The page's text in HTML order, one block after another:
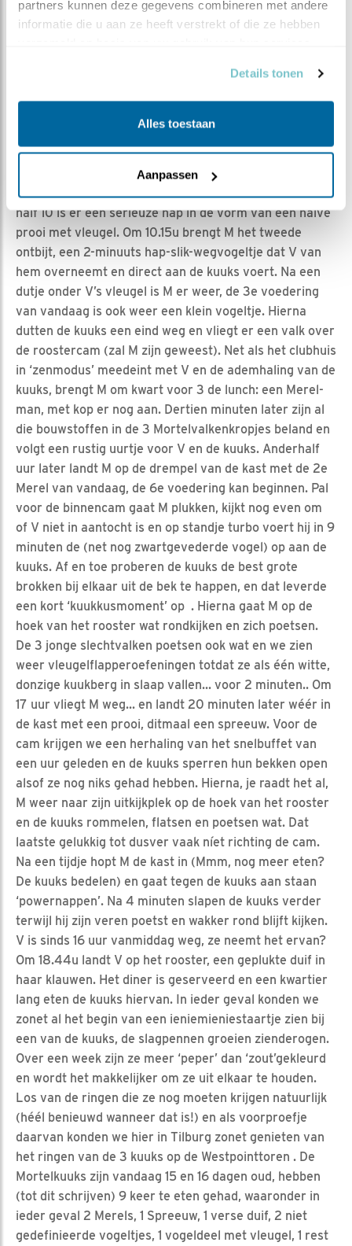
partners kunnen deze gegevens combineren met andere
informatie die u aan ze heeft verstrekt of die ze hebben
Details tonen
Alles toestaan
Aanpassen
een notendop vangen... Vannacht kon V slapen als haar
worden. Ah! Wat kriebelen die donsveren toch als je
kuuks hebben het nauwelijks gemerkt maar worden
even later toch wakker. Het duurt nog een aantal uren
voordat het ontbijt ‘geserveerd wordt’, want pas om
half 10 is er een serieuze hap in de vorm van een halve
prooi met vleugel. Om 10.15u brengt M het tweede
ontbijt, een 2-minuuts hap-slik-wegvogeltje dat V van
hem overneemt en direct aan de kuuks voert. Na een
dutje onder V’s vleugel is M er weer, de 3e voedering
van vandaag is ook weer een klein vogeltje. Hierna
dutten de kuuks een eind weg en vliegt er een valk over
de roostercam (zal M zijn geweest). Net als het clubhuis
in ‘zenmodus’ meedeint met V en de ademhaling van de
kuuks, brengt M om kwart voor 3 de lunch: een Merel-
man, met kop er nog aan. Dertien minuten later zijn al
die bouwstoffen in de 3 Mortelvalkenkropjes beland en
volgt een rustig uurtje voor V en de kuuks. Anderhalf
uur later landt M op de drempel van de kast met de 2e
Merel van vandaag, de 6e voedering kan beginnen. Pal
voor de binnencam gaat M plukken, kijkt nog even om
of V niet in aantocht is en op standje turbo voert hij in 9
minuten de (net nog zwartgevederde vogel) op aan de
kuuks. Af en toe proberen de kuuks de best grote
brokken bij elkaar uit de bek te happen, en dat leverde
een kort ‘kuukkusmoment’ op . Hierna gaat M op de
hoek van het rooster wat rondkijken en zich poetsen.
De 3 jonge slechtvalken poetsen ook wat en we zien
weer vleugelflapperoefeningen totdat ze als één witte,
donzige kuukberg in slaap vallen... voor 2 minuten.. Om
17 uur vliegt M weg... en landt 20 minuten later wéér in
de kast met een prooi, ditmaal een spreeuw. Voor de
cam krijgen we een herhaling van het snelbuffet van
een uur geleden en de kuuks sperren hun bekken open
alsof ze nog niks gehad hebben. Hierna, je raadt het al,
M weer naar zijn uitkijkplek op de hoek van het rooster
en de kuuks rommelen, flatsen en poetsen wat. Dat
laatste gelukkig tot dusver vaak níet richting de cam.
Na een tijdje hopt M de kast in (Mmm, nog meer eten?
De kuuks bedelen) en gaat tegen de kuuks aan staan
‘powernappen’. Na 4 minuten slapen de kuuks verder
terwijl hij zijn veren poetst en wakker rond blijft kijken.
V is sinds 16 uur vanmiddag weg, ze neemt het ervan?
Om 18.44u landt V op het rooster, een geplukte duif in
haar klauwen. Het diner is geserveerd en een kwartier
lang eten de kuuks hiervan. In ieder geval konden we
zonet al het begin van een ieniemieniestaartje zien bij
een van de kuuks, de slagpennen groeien zienderogen.
Over een week zijn ze meer ‘peper’ dan ‘zout’gekleurd
en wordt het makkelijker om ze uit elkaar te houden.
Los van de ringen die ze nog moeten krijgen natuurlijk
(héél benieuwd wanneer dat is!) en als voorproefje
daarvan konden we hier in Tilburg zonet genieten van
het ringen van de 3 kuuks op de Westpointtoren . De
Mortelkuuks zijn vandaag 15 en 16 dagen oud, hebben
(tot dit schrijven) 9 keer te eten gehad, waaronder in
ieder geval 2 Merels, 1 Spreeuw, 1 verse duif, 2 niet
gedefinieerde vogeltjes, 1 vogeldeel met vleugel, 1 rest